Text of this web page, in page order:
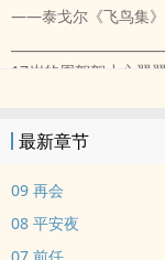
——泰戈尔《飞鸟集》
17岁的周絮絮小心翼
牢牢锁在心底最深处。
“我看见你，就好像看
———雷点密集，不
最新章节
09 再会
08 平安夜